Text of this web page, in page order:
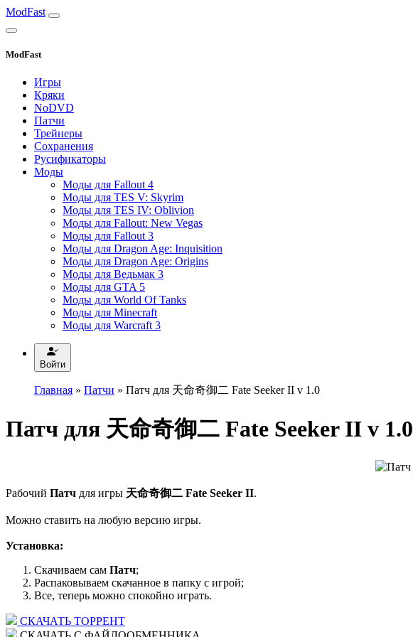
ModFast
ModFast
Игры
Кряки
NoDVD
Патчи
Трейнеры
Сохранения
Русификаторы
Моды
Моды для Fallout 4
Моды для TES V: Skyrim
Моды для TES IV: Oblivion
Моды для Fallout: New Vegas
Моды для Fallout 3
Моды для Dragon Age: Inquisition
Моды для Dragon Age: Origins
Моды для Ведьмак 3
Моды для GTA 5
Моды для World Of Tanks
Моды для Minecraft
Моды для Warcraft 3
Войти
Главная » Патчи » Патч для 天命奇御二 Fate Seeker II v 1.0
Патч для 天命奇御二 Fate Seeker II v 1.0
Рабочий Патч для игры 天命奇御二 Fate Seeker II.
Можно ставить на любую версию игры.
Установка:
Скачиваем сам Патч;
Распаковываем скачанное в папку с игрой;
Все, теперь можно спокойно играть.
СКАЧАТЬ ТОРРЕНТ